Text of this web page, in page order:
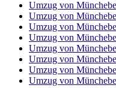
Umzug von
Umzug von
Umzug von
Umzug von
Umzug von
Umzug von
Umzug von
Umzug von